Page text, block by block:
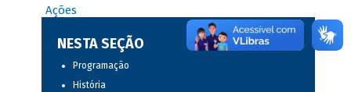
Ações
NESTA SEÇÃO
Programação
História